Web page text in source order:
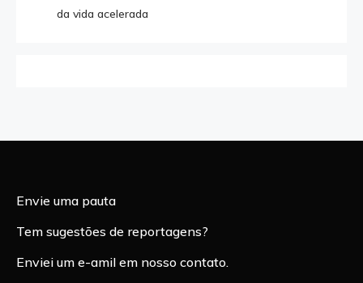
da vida acelerada
Envie uma pauta
Tem sugestões de reportagens?
Enviei um e-amil em nosso contato.